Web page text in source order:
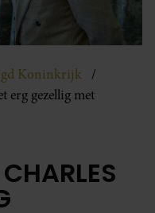
Koninkrijk
erg gezellig met